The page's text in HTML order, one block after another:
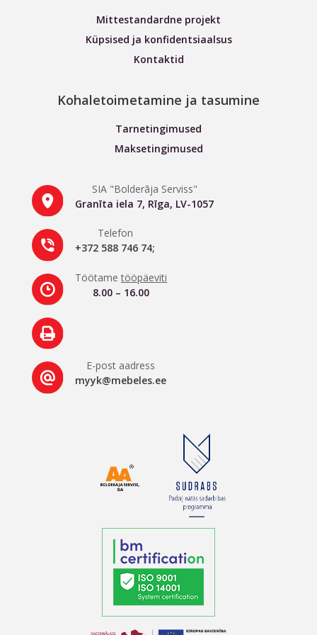
Mittestandardne projekt
Küpsised ja konfidentsiaalsus
Kontaktid
Kohaletoimetamine ja tasumine
Tarnetingimused
Maksetingimused
SIA "Bolderāja Serviss"
Granīta iela 7, Rīga, LV-1057
Telefon
+372 588 746 74;
Töötametööpäeviti
8.00 – 16.00
E-post aadress
myyk@mebeles.ee